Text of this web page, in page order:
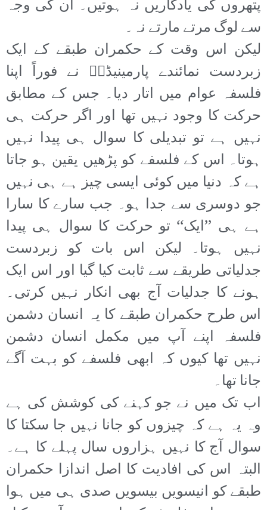
پتھروں کی یادگاریں نہ ہوتیں۔ ان کی وجہ
سے لوگ مرتے مارتے نہ۔
لیکن اس وقت کے حکمران طبقے کے ایک
زبردست نمائندے پارمینیڈسؔ نے فوراً اپنا
فلسفہ عوام میں اتار دیا۔ جس کے مطابق
حرکت کا وجود نہیں تھا اور اگر حرکت ہی
نہیں ہے تو تبدیلی کا سوال ہی پیدا نہیں
ہوتا۔ اس کے فلسفے کو پڑھیں یقین ہو جاتا
ہے کہ دنیا میں کوئی ایسی چیز ہے ہی نہیں
جو دوسری سے جدا ہو۔ جب سارے کا سارا
ہے ہی ’’ایک‘‘ تو حرکت کا سوال ہی پیدا
نہیں ہوتا۔ لیکن اس بات کو زبردست
جدلیاتی طریقے سے ثابت کیا گیا اور اس ایک
ہونے کا جدلیات آج بھی انکار نہیں کرتی۔
اس طرح حکمران طبقے کا یہ انسان دشمن
فلسفہ اپنے آپ میں مکمل انسان دشمن
نہیں تھا کیوں کہ ابھی فلسفے کو بہت آگے
جانا تھا۔
اب تک میں نے جو کہنے کی کوشش کی ہے
وہ یہ ہے کہ چیزوں کو جانا نہیں جا سکتا کا
سوال آج کا نہیں ہزاروں سال پہلے کا ہے۔
البتہ اس کی افادیت کا اصل اندازا حکمران
طبقے کو انیسویں بیسویں صدی ہی میں ہوا